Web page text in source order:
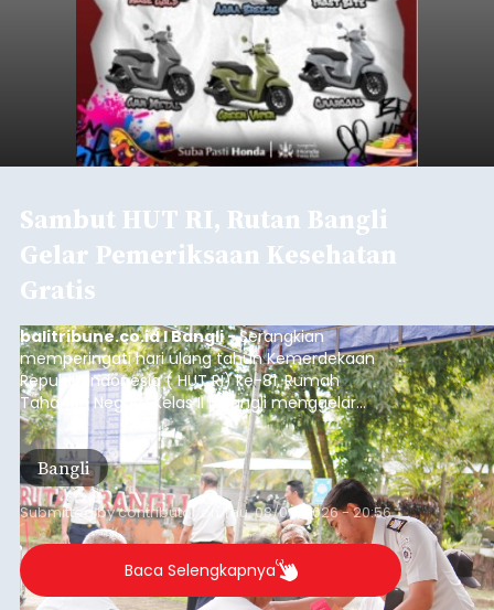
Sambut HUT RI, Rutan Bangli
Gelar Pemeriksaan Kesehatan
Gratis
balitribune.co.id I Bangli -Serangkian
memperingati hari ulang tahun Kemerdekaan
Republik Indonesia ( HUT RI) ke-81, Rumah
Tahanan Negara Kelas II B Bangli menggelar
kegiatan pemeriksaan kesehatan gratis, Rabu
(6/8/2026).
Bangli
Submitted bycontributor Thu, 08/06/2026 - 20:56
Baca Selengkapnya